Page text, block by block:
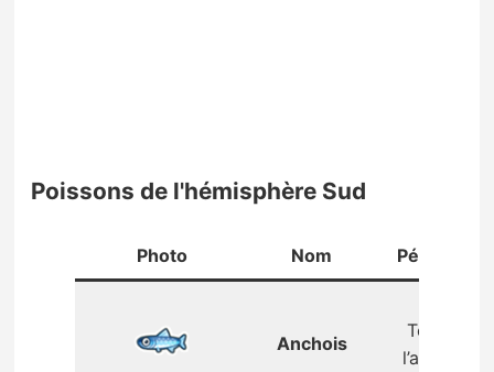
Poissons de l'hémisphère Sud
Photo Nom Période
Anchois
Toute
l’année